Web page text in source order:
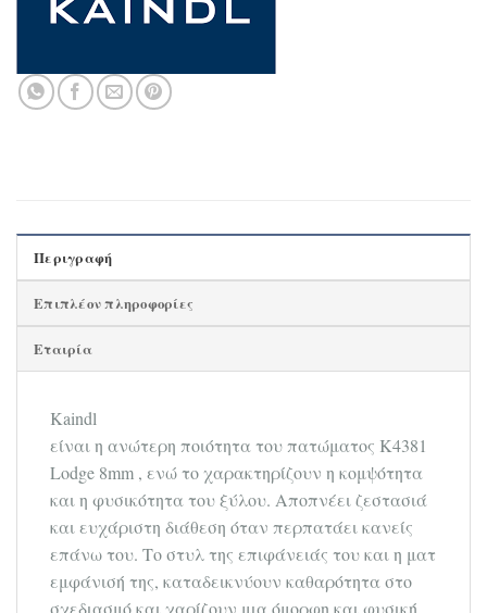
Περιγραφή
Επιπλέον πληροφορίες
Εταιρία
Kaindl
είναι η ανώτερη ποιότητα του πατώματος K4381
Lodge 8mm , ενώ το χαρακτηρίζουν η κομψότητα
και η φυσικότητα του ξύλου. Αποπνέει ζεστασιά
και ευχάριστη διάθεση όταν περπατάει κανείς
επάνω του. Το στυλ της επιφάνειάς του και η ματ
εμφάνισή της, καταδεικνύουν καθαρότητα στο
σχεδιασμό και χαρίζουν μια όμορφη και φυσική